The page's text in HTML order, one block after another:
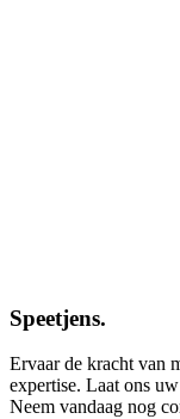
Speetjens.
Ervaar de kracht van
expertise. Laat ons
Neem vandaag nog